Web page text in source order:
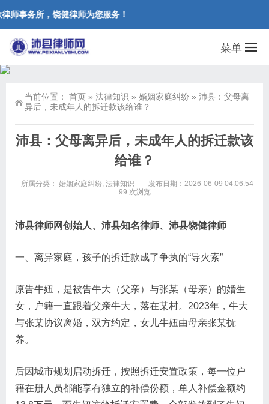
师事务所，饶健律师为您服务！
菜单
当前位置： 首页 » 法律知识 » 婚姻家庭纠纷 » 沛县：父母离
异后，未成年人的拆迁款该给谁？
沛县：父母离异后，未成年人的拆迁款该
给谁？
所属分类： 婚姻家庭纠纷, 法律知识
发布日期：2026-06-09 04:06:54
99 次浏览
沛县律师网创始人、沛县知名律师、沛县饶健律师
一、离异家庭，孩子的拆迁款成了争执的“导火索”
原告牛妞，是被告牛大（父亲）与张某（母亲）的婚生
女，户籍一直跟着父亲牛大，落在某村。2023年，牛大
与张某协议离婚，双方约定，女儿牛妞由母亲张某抚
养。
后因城市规划启动拆迁，按照拆迁安置政策，每一位户
籍在册人员都能享有独立的补偿份额，单人补偿金额约